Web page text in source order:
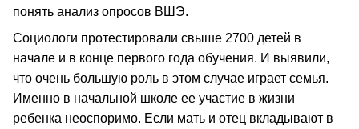
понять анализ опросов ВШЭ.
Социологи протестировали свыше 2700 детей в
начале и в конце первого года обучения. И выявили,
что очень большую роль в этом случае играет семья.
Именно в начальной школе ее участие в жизни
ребенка неоспоримо. Если мать и отец вкладывают в